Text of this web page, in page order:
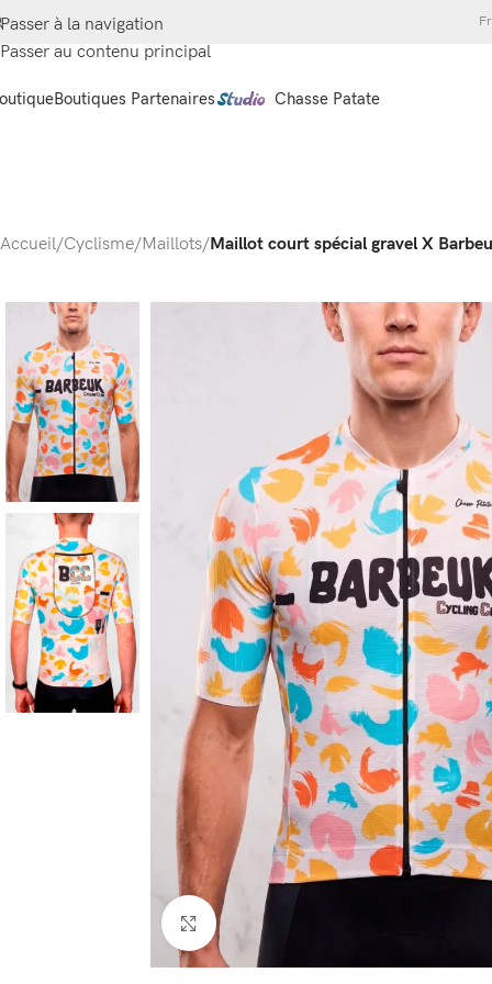
Passer à la navigation
Passer au contenu principal
Boutiques Partenaires Chasse Patate
Accueil/Cyclisme/Maillots/Maillot court spécial gravel X
Cliquez pour agrandir